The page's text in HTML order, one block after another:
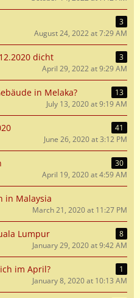
3
August 24, 2022 at 7:29 AM
dicht
3
April 29, 2022 at 9:29 AM
in Melaka?
13
July 13, 2020 at 9:19 AM
41
June 26, 2020 at 3:12 PM
30
April 19, 2020 at 4:59 AM
in Malaysia
March 21, 2020 at 11:27 PM
Lumpur
8
January 29, 2020 at 9:42 AM
im April?
1
January 8, 2020 at 10:13 AM